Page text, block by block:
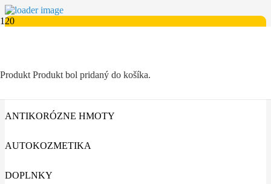
Produkt Produkt bol pridaný do košíka.
AUTO-MOTO
ANTIKORÓZNE HMOTY
AUTOKOZMETIKA
DOPLNKY